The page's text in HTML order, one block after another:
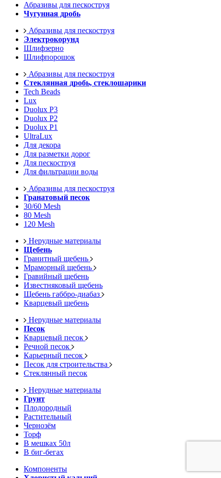
Абразивы для пескоструя
Чугунная дробь
Абразивы для пескоструя
Электрокорунд
Шлифзерно
Шлифпорошок
Абразивы для пескоструя
Стеклянная дробь, стеклошарики
Tech Beads
Lux
Duolux P3
Duolux P2
Duolux P1
UltraLux
Для декора
Для разметки дорог
Для пескоструя
Для фильтрации воды
Абразивы для пескоструя
Гранатовый песок
30/60 Mesh
80 Mesh
120 Mesh
Нерудные материалы
Щебень
Гранитный щебень
Мраморный щебень
Гравийный щебень
Известняковый щебень
Щебень габбро-диабаз
Кварцевый щебень
Нерудные материалы
Песок
Кварцевый песок
Речной песок
Карьерный песок
Песок для строительства
Стеклянный песок
Нерудные материалы
Грунт
Плодородный
Растительный
Чернозём
Торф
В мешках 50л
В биг-бегах
Компоненты